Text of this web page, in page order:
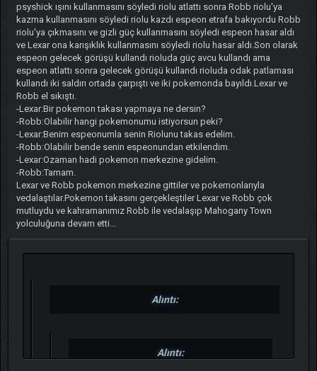
psyshick ışını kullanmasını söyledi riolu atlattı sonra Robb riolu'ya
kazma kullanmasını söyledi riolu kazdı espeon etrafa bakıyordu Robb
riolu'ya çıkmasını ve gizli güç kullanmasını söyledi espeon hasar aldı
ve Lexar ona karışıklık kullanmasını söyledi riolu hasar aldı.Son olarak
espeon gelecek görüşü kullandı rioluda güç avcu kullandı ama
espeon atlattı sonra gelecek görüşü kullandı rioluda odak patlaması
kullandı iki saldırı ortada çarpıştı ve iki pokemonda bayıldı.Lexar ve
Robb el sıkıştı.
-Lexar:Bir pokemon takası yapmaya ne dersin?
-Robb:Olabilir hangi pokemonumu istiyorsun peki?
-Lexar:Benim espeonumla senin Riolunu takas edelim.
-Robb:Olabilir bende senin espeonundan etkilendim.
-Lexar:Ozaman hadi pokemon merkezine gidelim.
-Robb:Tamam.
Lexar ve Robb pokemon merkezine gittiler ve pokemonlarıyla
vedalaştılar.Pokemon takasını gerçekleştiler Lexar ve Robb çok
mutluydu ve kahramanımız Robb ile vedalaşıp Mahogany Town
yolculuğuna devam etti...
Alıntı:
Alıntı: